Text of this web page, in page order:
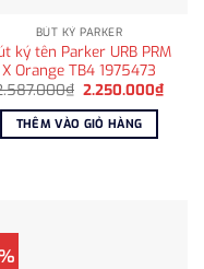
BÚT KÝ PARKER
ký tên Parker URB PRM
X Orange TB4 1975473
₫ Giá
là:
2.587.000₫.
2.250.000₫Giá
hiện
THÊM VÀO GIỎ HÀNG